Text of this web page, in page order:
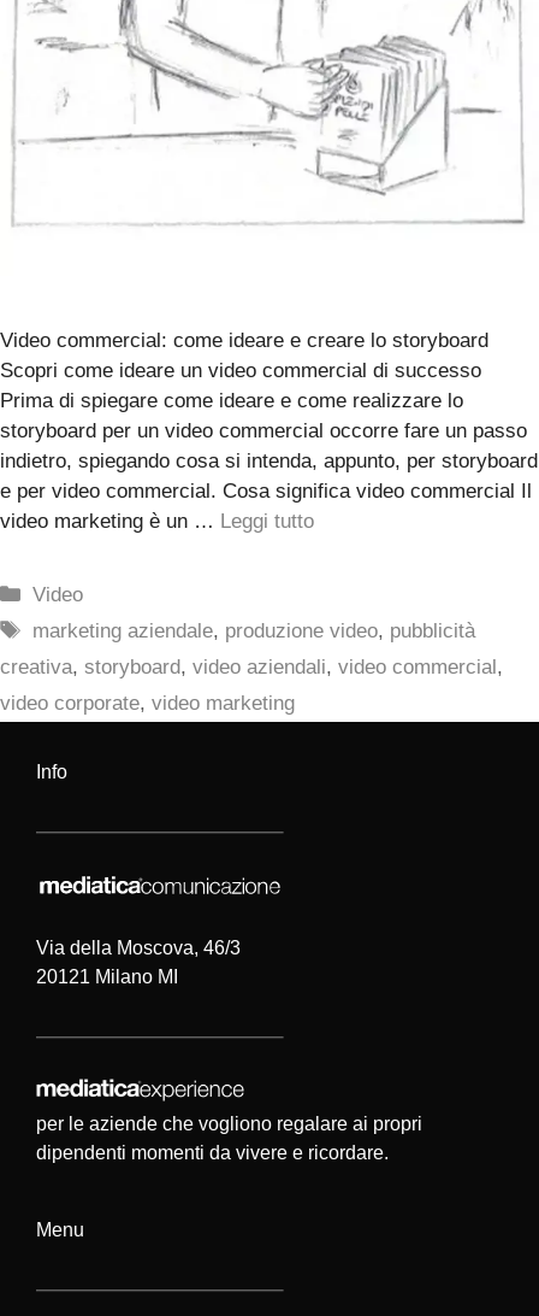
Video commercial: come ideare e creare lo storyboard
Scopri come ideare un video commercial di successo
Prima di spiegare come ideare e come realizzare lo
storyboard per un video commercial occorre fare un passo
indietro, spiegando cosa si intenda, appunto, per storyboard
e per video commercial. Cosa significa video commercial Il
video marketing è un … Leggi tutto
Categorie
Video
Tag
marketing aziendale, produzione video, pubblicità
creativa, storyboard, video aziendali, video commercial,
video corporate, video marketing
Info
Via della Moscova, 46/3
20121 Milano MI
per le aziende che vogliono regalare ai propri
dipendenti momenti da vivere e ricordare.
Menu